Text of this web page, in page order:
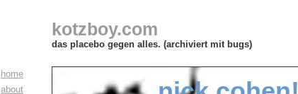
kotzboy.com
das placebo gegen alles. (archiviert mit bugs)
home
about